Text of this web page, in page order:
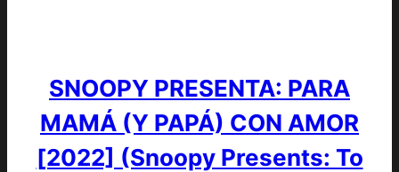
SNOOPY PRESENTA: PARA
MAMÁ (Y PAPÁ) CON AMOR
[2022] (Snoopy Presents: To